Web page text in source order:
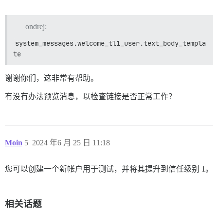
ondrej:
system_messages.welcome_tl1_user.text_body_templa
te
谢谢你们，这非常有帮助。
有没有办法预览消息，以检查链接是否正常工作？
Moin 2024 年6 月 25 日 11:18
5
您可以创建一个新帐户用于测试，并将其提升到信任级别 1。
相关话题